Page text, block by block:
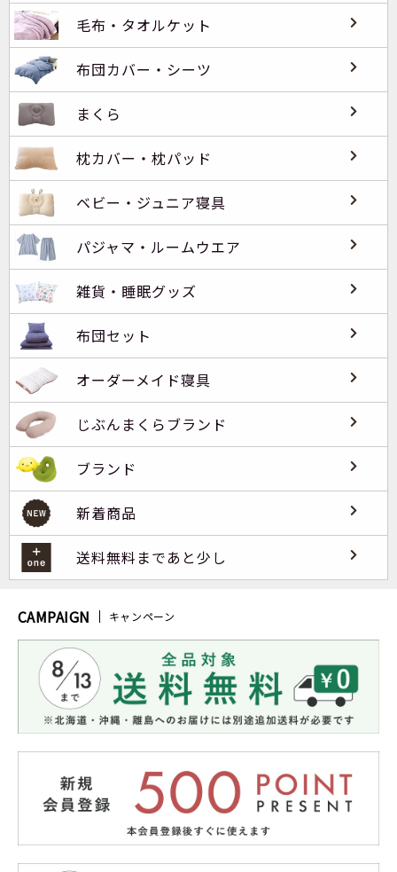
毛布・タオルケット
布団カバー・シーツ
まくら
枕カバー・枕パッド
ベビー・ジュニア寝具
パジャマ・ルームウエア
雑貨・睡眠グッズ
布団セット
オーダーメイド寝具
じぶんまくらブランド
ブランド
新着商品
送料無料まであと少し
CAMPAIGN キャンペーン